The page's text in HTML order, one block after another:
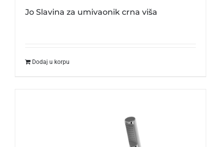
Jo Slavina za umivaonik crna viša
Dodaj u korpu